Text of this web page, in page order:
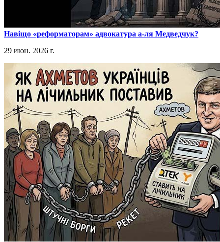
​Навіщо «реформаторам» адвокатура а-ля Медведчук?
29 июн. 2026 г.